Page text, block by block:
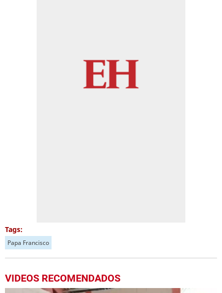
Tags:
Papa Francisco
VIDEOS RECOMENDADOS